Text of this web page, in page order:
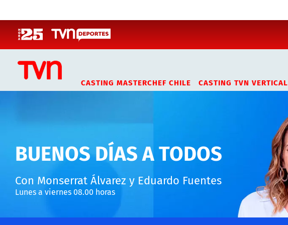
CASTING MASTERCHEF CHILE CASTING TVN VERTICAL
BUENOS DÍAS A TODOS
Con Monserrat Álvarez y Eduardo Fuentes
Lunes a viernes 08.00 horas